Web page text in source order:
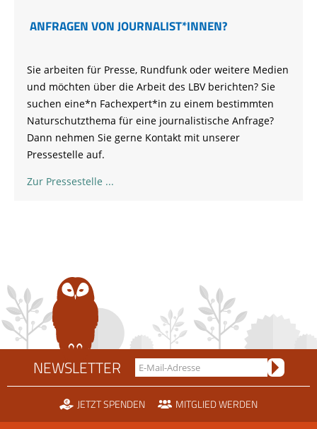
ANFRAGEN VON JOURNALIST*INNEN?
Sie arbeiten für Presse, Rundfunk oder weitere Medien
und möchten über die Arbeit des LBV berichten? Sie
suchen eine*n Fachexpert*in zu einem bestimmten
Naturschutzthema für eine journalistische Anfrage?
Dann nehmen Sie gerne Kontakt mit unserer
Pressestelle auf.
Zur Pressestelle
NEWSLETTER
JETZT SPENDEN MITGLIED WERDEN